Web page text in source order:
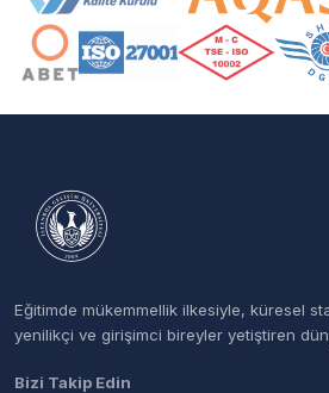
Eğitimde mükemmellik ilkesiyle, küresel
yenilikçi ve girişimci bireyler yetiştiren
Bizi Takip Edin